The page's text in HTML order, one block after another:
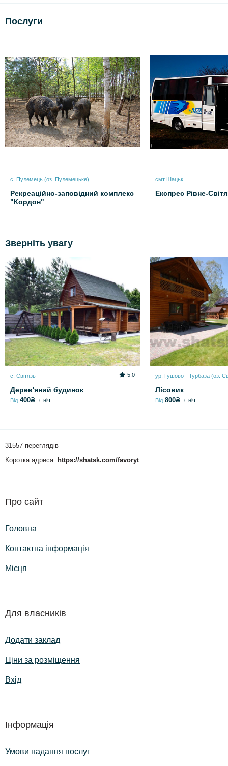
Послуги
с. Пулемець (оз. Пулемецьке)
Рекреаційно-заповідний комплекс
"Кордон"
смт Шацьк
Експрес Рівне-
Зверніть увагу
с. Світязь 5.0
Дерев'яний будинок
Від 400₴ ніч
ур. Гушово - Турбаза (оз.
Лісовик
Від 800₴ ніч
31557 переглядів
Коротка адреса: https://shatsk.com/favoryt
Про сайт
Головна
Контактна інформація
Місця
Для власників
Додати заклад
Ціни за розміщення
Вхід
Інформація
Умови надання послуг